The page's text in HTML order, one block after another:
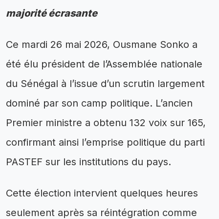
majorité écrasante
Ce mardi 26 mai 2026, Ousmane Sonko a
été élu président de l’Assemblée nationale
du Sénégal à l’issue d’un scrutin largement
dominé par son camp politique. L’ancien
Premier ministre a obtenu 132 voix sur 165,
confirmant ainsi l’emprise politique du parti
PASTEF sur les institutions du pays.
Cette élection intervient quelques heures
seulement après sa réintégration comme